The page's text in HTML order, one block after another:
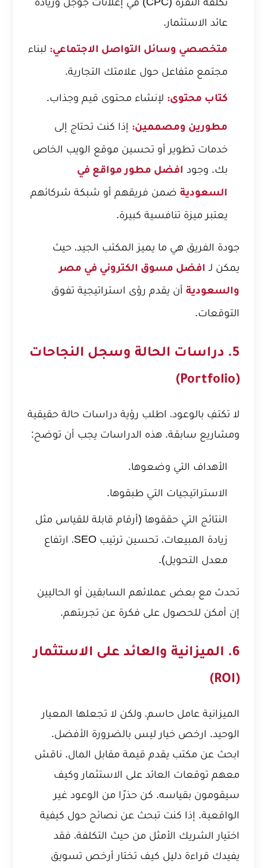
عائد الاستثمار.
متخصصي وسائل التواصل الاجتماعي: لبناء
مجتمع متفاعل حول علامتك التجارية.
كتاب محتوى: لإنشاء محتوى قيم وجذاب.
مطورين ومصممين: إذا كنت تحتاج إلى
خدمات تطوير أو تحسين موقع الويب الخاص
بك. وجود افضل مطور مواقع في
السعودية ضمن فريقهم أو شبكة شركائهم
يعتبر ميزة تنافسية كبيرة.
جودة الفريق هي ما يميز المكتب الجيد، حيث
يمكن لـ افضل مسوق الكتروني في مصر
والسعودية أن يقدم رؤى استراتيجية تفوق
التوقعات.
5. دراسات الحالة وسجل النجاحات
(Portfolio)
لا تكتفِ بالوعود، اطلب رؤية دراسات حالة حقيقية
ومشاريع سابقة. هذه الدراسات يجب أن توضح:
الأهداف التي وضعوها.
الاستراتيجيات التي طبقوها.
النتائج التي حققوها (أرقام قابلة للقياس مثل
زيادة المبيعات، تحسين ترتيب SEO، ارتفاع
معدل التحويل).
تحدث مع بعض عملائهم السابقين أو الحاليين
إن أمكن للحصول على فكرة عن تجربتهم.
6. الميزانية والعائد على الاستثمار
(ROI)
الميزانية عامل حاسم، ولكن لا تجعلها المعيار
الوحيد. ارخص خيار ليس بالضرورة الأفضل.
ابحث عن مكتب يقدم قيمة مقابل المال. ناقش
معهم توقعات العائد على الاستثمار وكيف
سيقومون بقياسه. كن حذرًا من الوعود غير
الواقعية. إذا كنت تبحث عن نصائح حول كيفية
اختيار الشريك الأمثل من حيث التكلفة، فقد
يفيدك قراءة دليل كيف تختار أرخص تسويق